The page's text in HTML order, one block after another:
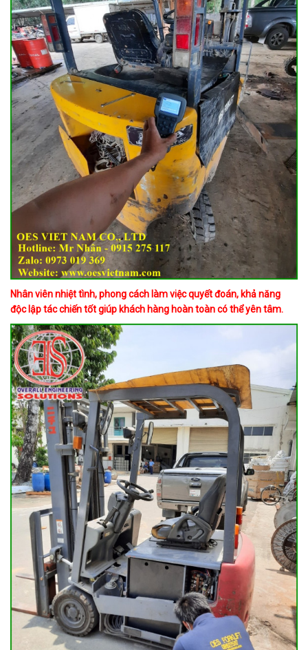
Nhân viên nhiệt tình, phong cách làm việc quyết đoán, khả năng
độc lập tác chiến tốt giúp khách hàng hoàn toàn có thể yên tâm.